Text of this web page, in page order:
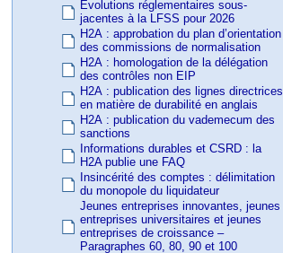
Evolutions réglementaires sous-
jacentes à la LFSS pour 2026
H2A : approbation du plan d’orientation
des commissions de normalisation
H2A : homologation de la délégation
des contrôles non EIP
H2A : publication des lignes directrices
en matière de durabilité en anglais
H2A : publication du vademecum des
sanctions
Informations durables et CSRD : la
H2A publie une FAQ
Insincérité des comptes : délimitation
du monopole du liquidateur
Jeunes entreprises innovantes, jeunes
entreprises universitaires et jeunes
entreprises de croissance –
Paragraphes 60, 80, 90 et 100